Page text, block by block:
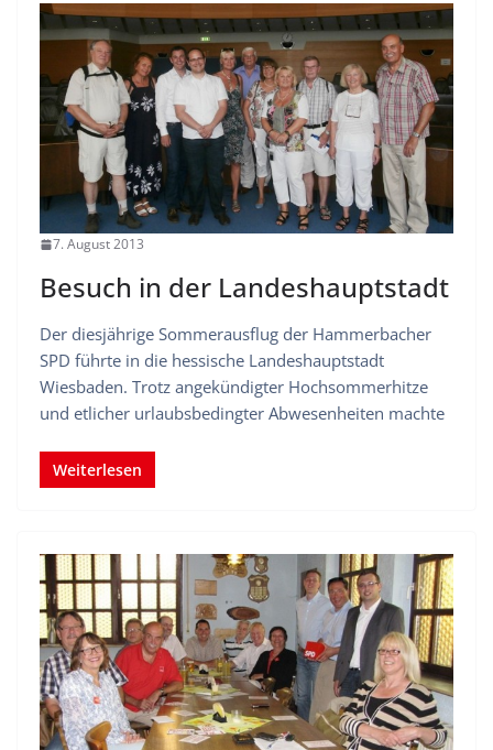
7. August 2013
Besuch in der Landeshauptstadt
Der diesjährige Sommerausflug der Hammerbacher
SPD führte in die hessische Landeshauptstadt
Wiesbaden. Trotz angekündigter Hochsommerhitze
und etlicher urlaubsbedingter Abwesenheiten machte
Weiterlesen